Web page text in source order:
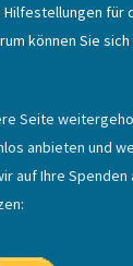
für
können Sie
Seite
anbieten und
auf Ihre